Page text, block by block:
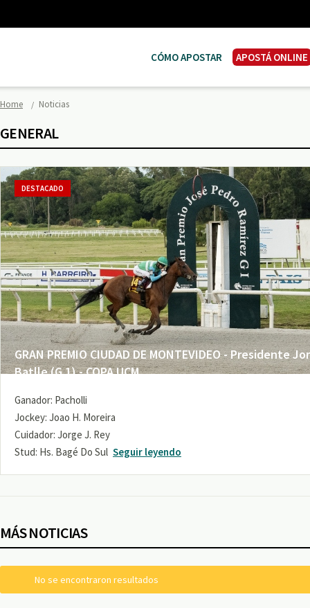
CÓMO APOSTAR APOSTÁ ONLINE
Home Noticias
GENERAL
GRAN PREMIO CIUDAD DE MONTEVIDEO - Presidente
Batlle (G 1) - COPA UCM
DESTACADO
Ganador: Pacholli
Jockey: Joao H. Moreira
Cuidador: Jorge J. Rey
Stud: Hs. Bagé Do Sul Seguir leyendo
MÁS NOTICIAS
No se encontraron resultados